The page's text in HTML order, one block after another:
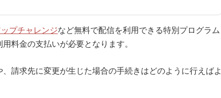
プチャレンジなど無料で配信を利用できる特別プログラム
料金の支払いが必要となります。
請求先に変更が生じた場合の手続きはどのように行えばよ